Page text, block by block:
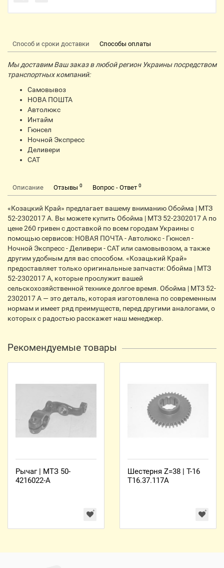
Способ и сроки доставки Способы оплаты
Мы доставим Ваш заказ в любой регион Украины посредством
транспортных компаний:
Самовывоз
НОВА ПОШТА
Автолюкс
Интайм
Гюнсел
Ночной Экспресс
Деливери
CАТ
Описание Отзывы 0 Вопрос - Ответ 0
«Козацкий Край» предлагает вашему вниманию Обойма | МТЗ
52-2302017 А. Вы можете купить Обойма | МТЗ 52-2302017 А по
цене 260 гривен с доставкой по всем городам Украины с
помощью сервисов: НОВАЯ ПОЧТА - Автолюкс - Гюнсел -
Ночной Экспресс - Деливери - CАТ или самовывозом, а также
другим удобным для вас способом. «Козацький Край»
предоставляет только оригинальные запчасти: Обойма | МТЗ
52-2302017 А, которые прослужит вашей
сельскохозяйственной технике долгое время. Обойма | МТЗ 52-
2302017 А — это деталь, которая изготовлена по современным
нормам и имеет ряд преимуществ, перед другими аналогами, о
которых с радостью расскажет наш менеджер.
Рекомендуемые товары
Рычаг | МТЗ 50-
4216022-А
Шестерня Z=38 | Т-16
Т16.37.117А